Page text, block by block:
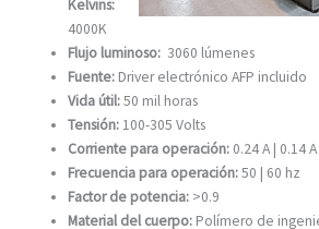
Kelvins:
4000K
Flujo luminoso: 3060 lúmenes
Fuente: Driver electrónico AFP incluido
Vida útil:50 mil horas
Tensión: 100-305 Volts
Corriente para operación: 0.24 A | 0.14
Frecuencia para operación:50 | 60 hz
Factor de potencia: >0.9
Material del cuerpo: Polímero de